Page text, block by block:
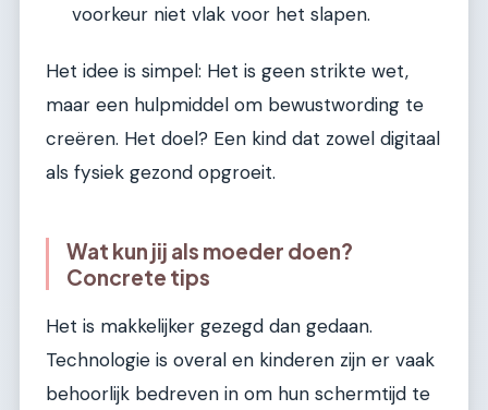
voorkeur niet vlak voor het slapen.
Het idee is simpel: Het is geen strikte wet,
maar een hulpmiddel om bewustwording te
creëren. Het doel? Een kind dat zowel digitaal
als fysiek gezond opgroeit.
Wat kun jij als moeder doen?
Concrete tips
Het is makkelijker gezegd dan gedaan.
Technologie is overal en kinderen zijn er vaak
behoorlijk bedreven in om hun schermtijd te